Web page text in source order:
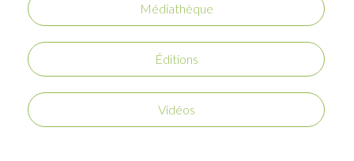
Médiathèque
Éditions
Vidéos